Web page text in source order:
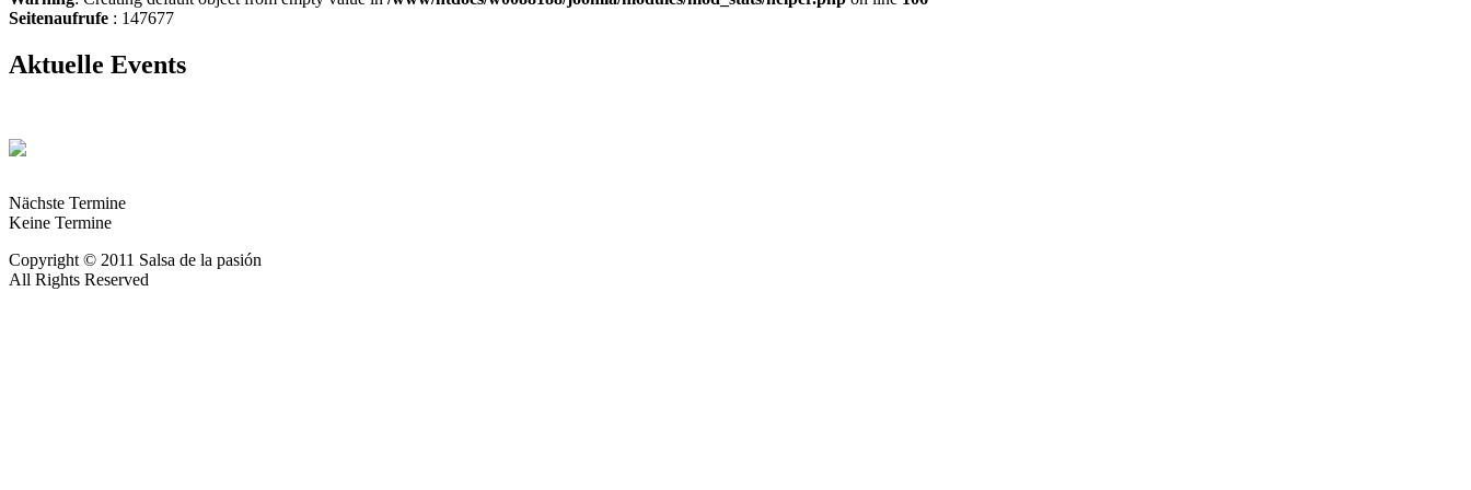
Seitenaufrufe : 147677
Aktuelle Events
Nächste Termine
Keine Termine
Copyright © 2011 Salsa de la pasión
All Rights Reserved